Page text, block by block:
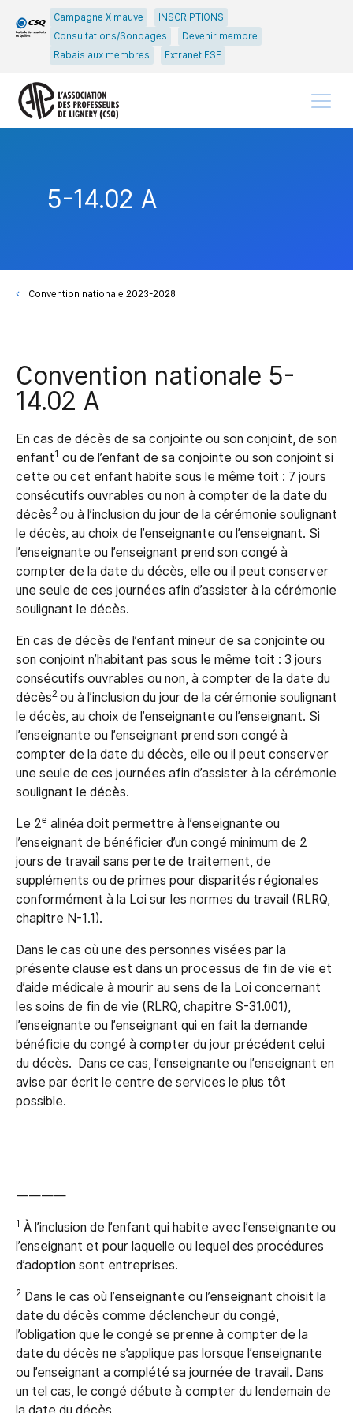
Passer
au
principal
Passer
au
Campagne X mauve
INSCRIPTIONS
Consultations/Sondages
Devenir membre
Rabais aux membres
Extranet FSE
5-14.02 A
Convention nationale 2023-2028
Convention nationale 5-
14.02 A
En cas de décès de sa conjointe ou son conjoint, de son
enfant1 ou de l’enfant de sa conjointe ou son conjoint si
cette ou cet enfant habite sous le même toit : 7 jours
consécutifs ouvrables ou non à compter de la date du
décès2 ou à l’inclusion du jour de la cérémonie soulignant
le décès, au choix de l’enseignante ou l’enseignant. Si
l’enseignante ou l’enseignant prend son congé à
compter de la date du décès, elle ou il peut conserver
une seule de ces journées afin d’assister à la cérémonie
soulignant le décès.
En cas de décès de l’enfant mineur de sa conjointe ou
son conjoint n’habitant pas sous le même toit : 3 jours
consécutifs ouvrables ou non, à compter de la date du
décès2 ou à l’inclusion du jour de la cérémonie soulignant
le décès, au choix de l’enseignante ou l’enseignant. Si
l’enseignante ou l’enseignant prend son congé à
compter de la date du décès, elle ou il peut conserver
une seule de ces journées afin d’assister à la cérémonie
soulignant le décès.
Le 2e alinéa doit permettre à l’enseignante ou
l’enseignant de bénéficier d’un congé minimum de 2
jours de travail sans perte de traitement, de
suppléments ou de primes pour disparités régionales
conformément à la Loi sur les normes du travail (RLRQ,
chapitre N-1.1).
Dans le cas où une des personnes visées par la
présente clause est dans un processus de fin de vie et
d’aide médicale à mourir au sens de la Loi concernant
les soins de fin de vie (RLRQ, chapitre S-31.001),
l’enseignante ou l’enseignant qui en fait la demande
bénéficie du congé à compter du jour précédent celui
du décès. Dans ce cas, l’enseignante ou l’enseignant en
avise par écrit le centre de services le plus tôt
possible.
————
1 À l’inclusion de l’enfant qui habite avec l’enseignante ou
l’enseignant et pour laquelle ou lequel des procédures
d’adoption sont entreprises.
2 Dans le cas où l’enseignante ou l’enseignant choisit la
date du décès comme déclencheur du congé,
l’obligation que le congé se prenne à compter de la
date du décès ne s’applique pas lorsque l’enseignante
ou l’enseignant a complété sa journée de travail. Dans
un tel cas, le congé débute à compter du lendemain de